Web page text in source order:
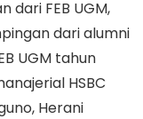
dari FEB UGM,
dari alumni
UGM tahun
HSBC
Herani